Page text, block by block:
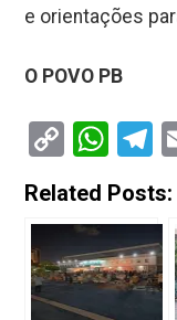
e orientações
O POVO PB
Copy
Link
Related Posts: